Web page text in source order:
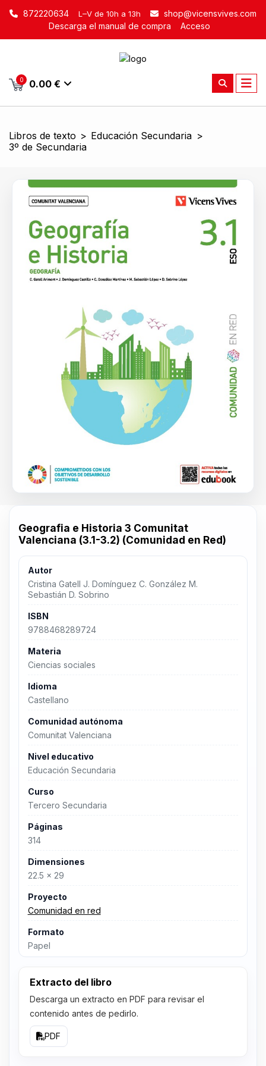
872220634 L–V de 10h a 13h
shop@vicensvives.com
Descarga el manual de compra
Acceso
0 0.00 €
Libros de texto > Educación Secundaria >
3º de Secundaria
Geografia e Historia 3 Comunitat
Valenciana (3.1-3.2) (Comunidad en Red)
Autor
Cristina Gatell J. Domínguez C. González M.
Sebastián D. Sobrino
ISBN
9788468289724
Materia
Ciencias sociales
Idioma
Castellano
Comunidad autónoma
Comunitat Valenciana
Nivel educativo
Educación Secundaria
Curso
Tercero Secundaria
Páginas
314
Dimensiones
22.5 x 29
Proyecto
Comunidad en red
Formato
Papel
Extracto del libro
Descarga un extracto en PDF para revisar el
contenido antes de pedirlo.
PDF